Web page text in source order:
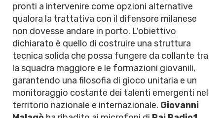
pronti a intervenire come opzioni alternative
qualora la trattativa con il difensore milanese
non dovesse andare in porto. L'obiettivo
dichiarato è quello di costruire una struttura
tecnica solida che possa fungere da collante tra
la squadra maggiore e le formazioni giovanili,
garantendo una filosofia di gioco unitaria e un
monitoraggio costante dei talenti emergenti nel
territorio nazionale e internazionale. Giovanni